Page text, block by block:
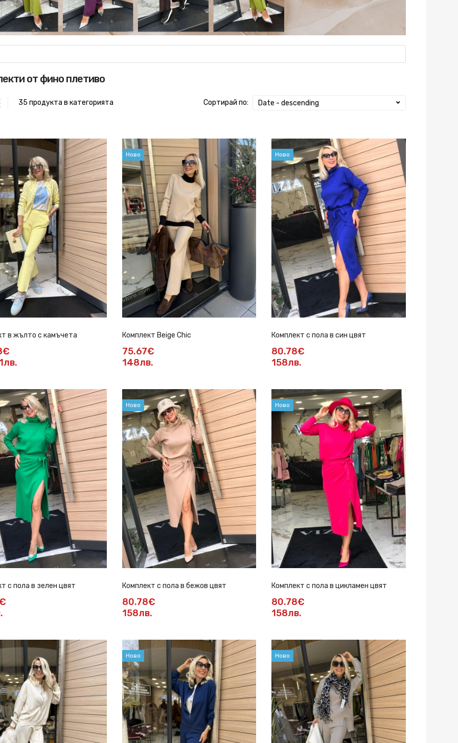
от фино плетиво
35 продукта в категорията Сортирай по: Date - descending
в жълто с камъчета
Ново
Комплект Beige Chic
75.67€
148лв.
Ново
Комплект с пола в син цвят
80.78€
158лв.
с пола в зелен цвят
Ново
Комплект с пола в бежов цвят
80.78€
158лв.
Ново
Комплект с пола в цикламен цвят
80.78€
158лв.
Ново Ново